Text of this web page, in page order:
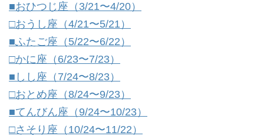
■おひつじ座（3/21〜4/20）
□おうし座（4/21〜5/21）
■ふたご座（5/22〜6/22）
□かに座（6/23〜7/23）
■しし座（7/24〜8/23）
□おとめ座（8/24〜9/23）
■てんびん座（9/24〜10/23）
□さそり座（10/24〜11/22）